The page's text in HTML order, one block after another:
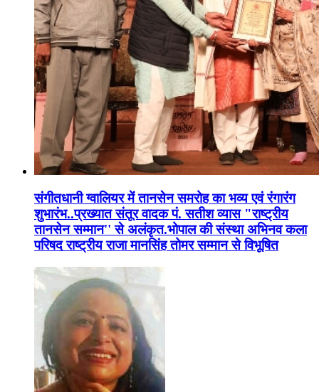
संगीतधानी ग्वालियर में तानसेन समरोह का भव्य एवं रंगारंग
शुभारंभ..प्रख्यात संतूर वादक पं. सतीश व्यास "राष्ट्रीय
तानसेन सम्मान'' से अलंकृत.भोपाल की संस्था अभिनव कला
परिषद राष्ट्रीय राजा मानसिंह तोमर सम्मान से विभूषित